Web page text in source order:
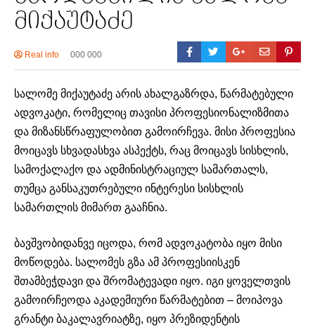
მიქაუტაძე
Real info 000 000
სალომე მიქაუტაძე არის ახალგაზრდა, წარმატებული
ადვოკატი, რომელიც თავისი პროფესიონალიზმითა
და მიზანსწრაფულობით გამოირჩევა. მისი პროფესია
მოიცავს სხვადასხვა ასპექტს, რაც მოიცავს სისხლის,
სამოქალაქო და ადმინისტრაციულ სამართალს,
თუმცა განსაკუთრებული ინტერესი სისხლის
სამართლის მიმართ გააჩნია.
ბავშვობიდანვე იცოდა, რომ ადვოკატობა იყო მისი
მოწოდება. სალომეს გზა ამ პროფესიისკენ
შთამბეჭდავი და შრომატევადი იყო. იგი ყოველთვის
გამოირჩეოდა აკადემიური წარმატებით – მოიპოვა
გრანტი ბაკალავრიატზე, იყო პრეზიდენტის